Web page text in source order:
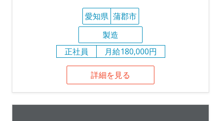
愛知県 蒲郡市
製造
正社員
月給180,000円
詳細を見る